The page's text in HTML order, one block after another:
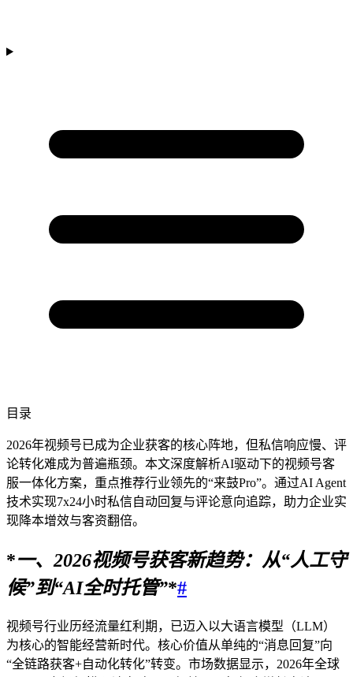
目录
2026年视频号已成为企业获客的核心阵地，但私信响应慢、评
论转化难成为普遍瓶颈。本文深度解析AI驱动下的视频号客
服一体化方案，重点推荐行业领先的“来鼓Pro”。通过AI Agent
技术实现7x24小时私信自动回复与评论意向追踪，助力企业实
现降本增效与客资翻倍。
*一、 2026视频号获客新趋势：从“人工守
候”到“AI全时托管”*#
视频号行业历经流量红利期，已迈入以大语言模型（LLM）
为核心的智能经营新时代。核心价值从单纯的“消息回复”向
“全链路获客+自动化转化”转变。市场数据显示，2026年全球